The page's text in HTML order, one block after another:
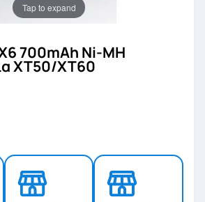
Tap to expand
700mAh Ni-MH
XT50/XT60